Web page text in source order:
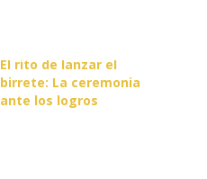
El rito de lanzar el
birrete: La ceremonia
ante los logros